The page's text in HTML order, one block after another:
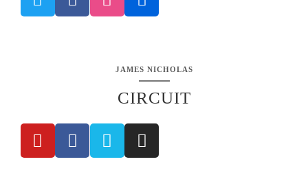
JAMES NICHOLAS
CIRCUIT